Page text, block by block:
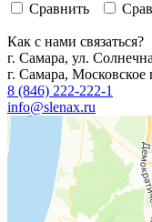
Сравнить
Как с нами связаться?
г. Самара, ул.
г. Самара,
8 (846) 222-222-1
info@slenax.ru